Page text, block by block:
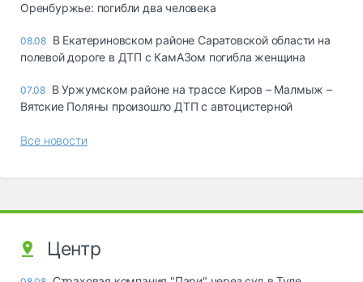
Оренбуржье: погибли два человека
08.08 В Екатериновском районе Саратовской области на
полевой дороге в ДТП с КамАЗом погибла женщина
07.08 В Уржумском районе на трассе Киров – Малмыж –
Вятские Поляны произошло ДТП с автоцистерной
Все новости
Центр